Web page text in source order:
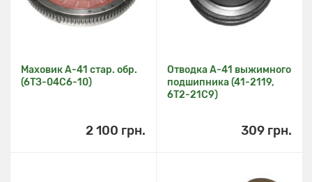
Маховик А-41 стар. обр.
(6ТЗ-04С6-10)
2 100 грн.
Отводка А-41 выжимного
подшипника (41-2119,
6Т2-21С9)
309 грн.